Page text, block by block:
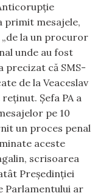
primit mesajele,
la un procuror
unde au fost
precizat că SMS-
de la Veaceslav
Șefa PA a
pe 10
un proces penal
aceste
scrisoarea
Președinției
Parlamentului ar